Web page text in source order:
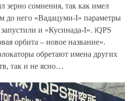
зерно сомнения, так как имел
до него «Вадацуми-I» параметры
и «Кусинада-I». iQPS
орбита – новое название».
обретают имена других
так и не ясно…